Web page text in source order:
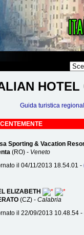
HOTEL
Guida turistica
Sporting & Vacation
(RO) - Veneto
il 04/11/2013 18.54.01 -
ELIZABETH
(CZ) - Calabria
il 22/09/2013 10.48.54 -